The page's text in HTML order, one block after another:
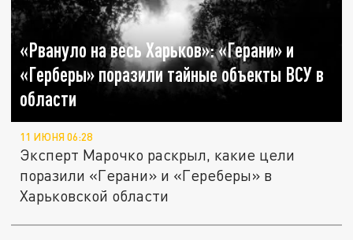
«Рвануло на весь Харьков»: «Герани» и
«Герберы» поразили тайные объекты ВСУ в
области
11 ИЮНЯ 06:28
Эксперт Марочко раскрыл, какие цели
поразили «Герани» и «Гереберы» в
Харьковской области